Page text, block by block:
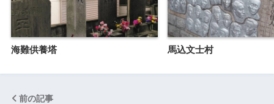
海難供養塔 馬込文士村
前の記事